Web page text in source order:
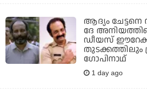
ആദ്യം
ദേ
ഡീയസ് ഈറേക്ക്
തുടക്കത്തിലും
ഗോപിനാഥ്
1 day ago